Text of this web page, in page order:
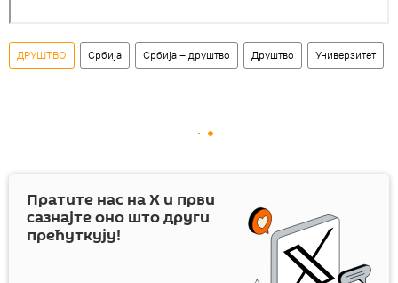
ДРУШТВО Србија Србија – друштво Друштво Универзитет
Пратите нас наX и први
сазнајте оно што други
прећуткују!